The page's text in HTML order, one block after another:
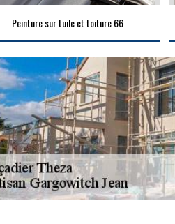
Peinture sur tuile et toiture 66